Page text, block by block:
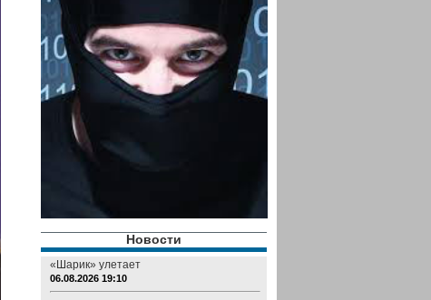
Новости
«Шарик» улетает
06.08.2026 19:10